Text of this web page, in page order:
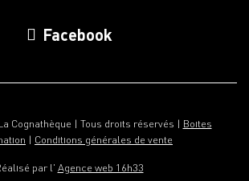
Facebook
Cognathèque | Tous droits réservés | Boites
| Conditions générales de vente
par l' Agence web 16h33